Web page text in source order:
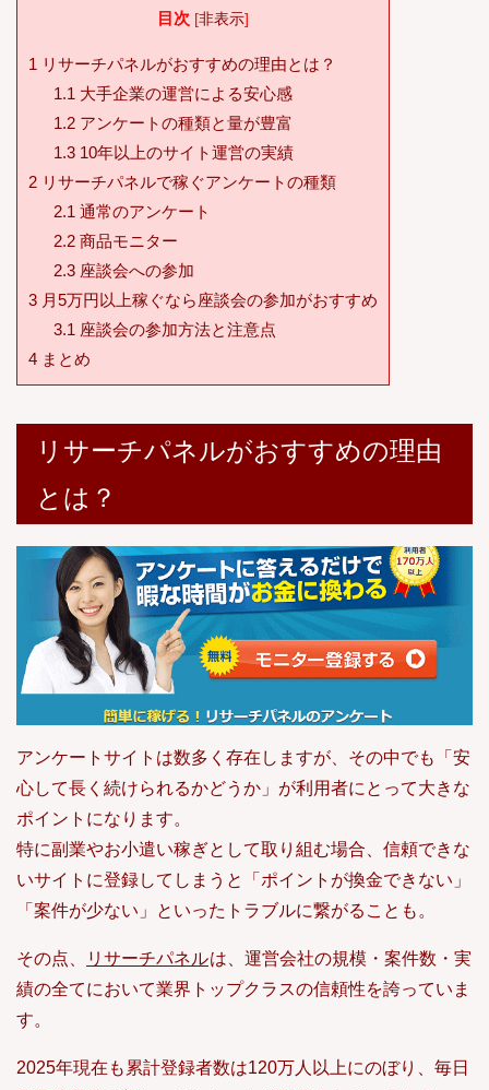
目次 [非表示]
1 リサーチパネルがおすすめの理由とは？
1.1 大手企業の運営による安心感
1.2アンケートの種類と量が豊富
1.310年以上のサイト運営の実績
2 リサーチパネルで稼ぐアンケートの種類
2.1 通常のアンケート
2.2商品モニター
2.3座談会への参加
3 月5万円以上稼ぐなら座談会の参加がおすすめ
3.1 座談会の参加方法と注意点
4 まとめ
リサーチパネルがおすすめの理由
とは？
アンケートサイトは数多く存在しますが、その中でも「安
心して長く続けられるかどうか」が利用者にとって大きな
ポイントになります。
特に副業やお小遣い稼ぎとして取り組む場合、信頼できな
いサイトに登録してしまうと「ポイントが換金できない」
「案件が少ない」といったトラブルに繋がることも。
その点、 リサーチパネルは、運営会社の規模・案件数・実
績の全てにおいて業界トップクラスの信頼性を誇っていま
す。
2025年現在も累計登録者数は120万人以上にのぼり、毎日